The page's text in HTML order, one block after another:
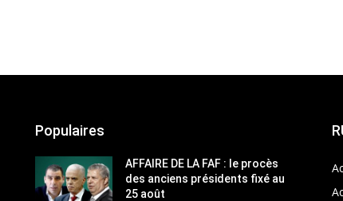
Populaires
AFFAIRE DE LA FAF : le procès
des anciens présidents fixé au
25 août